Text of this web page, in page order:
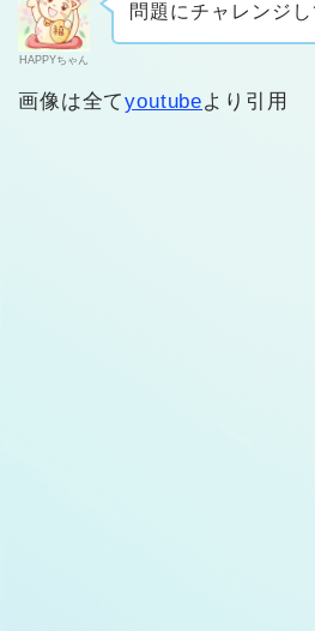
HAPPYちゃん
問題にチャレンジ
画像は全てyoutubeより引用